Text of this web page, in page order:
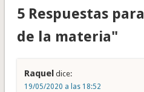
5 Respuestas
de la materia"
Raquel dice:
19/05/2020 a las 18:52